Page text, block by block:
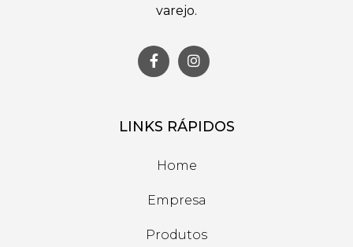
varejo.
LINKS RÁPIDOS
Home
Empresa
Produtos